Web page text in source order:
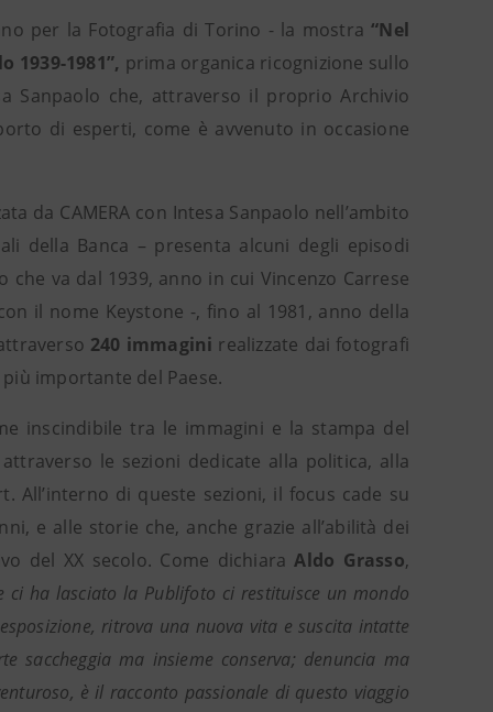
per la Fotografia di Torino - la mostra“Nel
1939-1981”, prima organica ricognizione sullo
Sanpaolo che, attraverso il proprio Archivio
di esperti, come è avvenuto in occasione
da CAMERA con Intesa Sanpaolo nell’ambito
della Banca – presenta alcuni degli episodi
va dal 1939, anno in cui Vincenzo Carrese
il nome Keystone -, fino al 1981, anno della
240 immagini realizzate dai fotografi
importante del Paese.
inscindibile tra le immagini e la stampa del
le sezioni dedicate alla politica, alla
All’interno di queste sezioni, il focus cade su
e alle storie che, anche grazie all’abilità dei
del XX secolo. Come dichiaraAldo Grasso,
ci ha lasciato la Publifoto ci restituisce un mondo
ritrova una nuova vita e suscita intatte
saccheggia ma insieme conserva; denuncia ma
è il racconto passionale di questo viaggio